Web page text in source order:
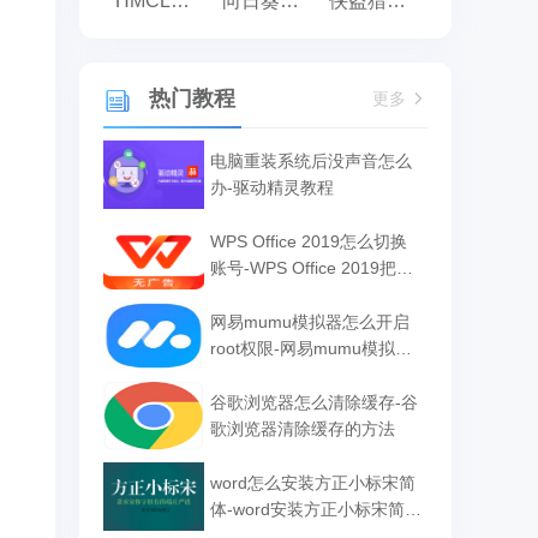
热门教程 更多
电脑重装系统后没声音怎么
办-驱动精灵教程
WPS Office 2019怎么切换
账号-WPS Office 2019把切
网易mumu模拟器怎么开启
root权限-网易mumu模拟器
谷歌浏览器怎么清除缓存-谷
歌浏览器清除缓存的方法
word怎么安装方正小标宋简
体-word安装方正小标宋简体